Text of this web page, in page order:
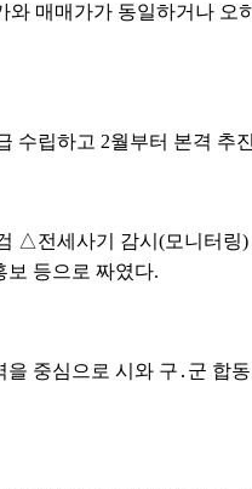
매매가가 동일하거나 오
수립하고 2월부터 본격 추
△전세사기 감시(모니터
등으로 짜였다.
중심으로 시와 구․군 합